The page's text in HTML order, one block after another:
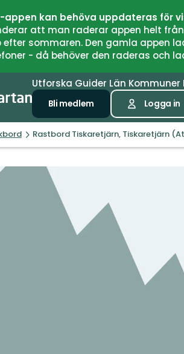
kan behöva uppdateras för
att man raderar appen helt
efter sommaren. Den gamla
- då behöver den raderas och
Utforska Guider Län Kommuner
Bli medlem Logga in
Rastbord Tiskaretjärn, Tiskaretjärn